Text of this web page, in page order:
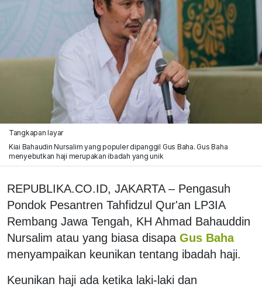
Tangkapan layar
Kiai Bahaudin Nursalim yang populer dipanggil Gus Baha. Gus Baha
menyebutkan haji merupakan ibadah yang unik
REPUBLIKA.CO.ID, JAKARTA – Pengasuh
Pondok Pesantren Tahfidzul Qur'an LP3IA
Rembang Jawa Tengah, KH Ahmad Bahauddin
Nursalim atau yang biasa disapa Gus Baha
menyampaikan keunikan tentang ibadah haji.
Keunikan haji ada ketika laki-laki dan